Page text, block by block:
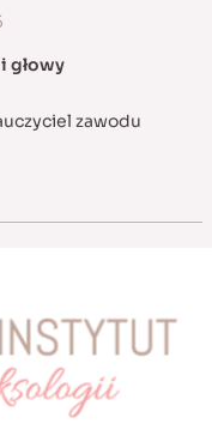
głowy
zawodu